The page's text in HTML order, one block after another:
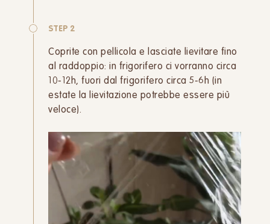
STEP 2
Coprite con pellicola e lasciate lievitare fino
al raddoppio: in frigorifero ci vorranno circa
10-12h, fuori dal frigorifero circa 5-6h (in
estate la lievitazione potrebbe essere più
veloce).